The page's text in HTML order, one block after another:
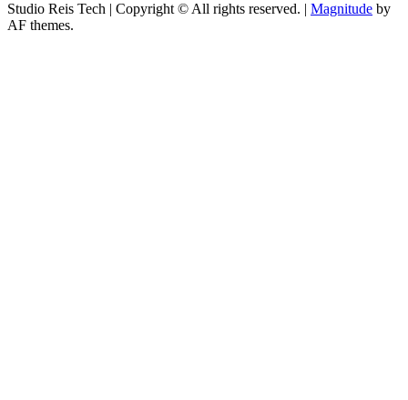
Studio Reis Tech | Copyright © All rights reserved. | Magnitude by
AF themes.